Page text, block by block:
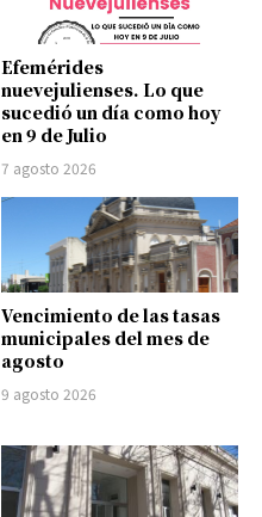
Efemérides
nuevejulienses. Lo que
sucedió un día como hoy
en 9 de Julio
7 agosto 2026
Vencimiento de las tasas
municipales del mes de
agosto
9 agosto 2026